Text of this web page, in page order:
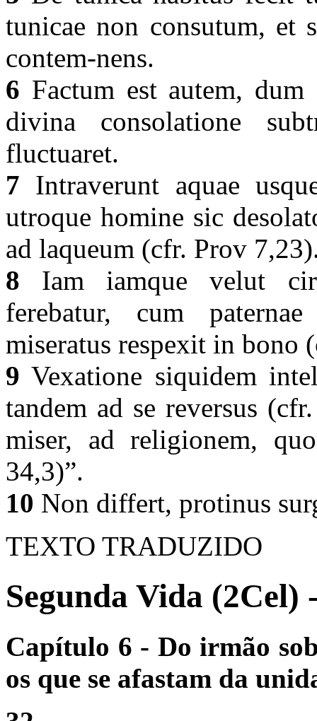
tunicae non consutum, et
contem-nens.
6 Factum est autem,
divina consolatione
fluctuaret.
7 Intraverunt aquae
utroque homine sic
ad laqueum (cfr. Prov
8 Iam iamque velut
ferebatur, cum
miseratus respexit in bono
9 Vexatione siquidem
tandem ad se reversus
miser, ad religionem,
34,3)”.
10 Non differt, protinus
TEXTO TRADUZIDO
Segunda Vida (2Cel)
Capítulo 6 - Do irmão
os que se afastam da